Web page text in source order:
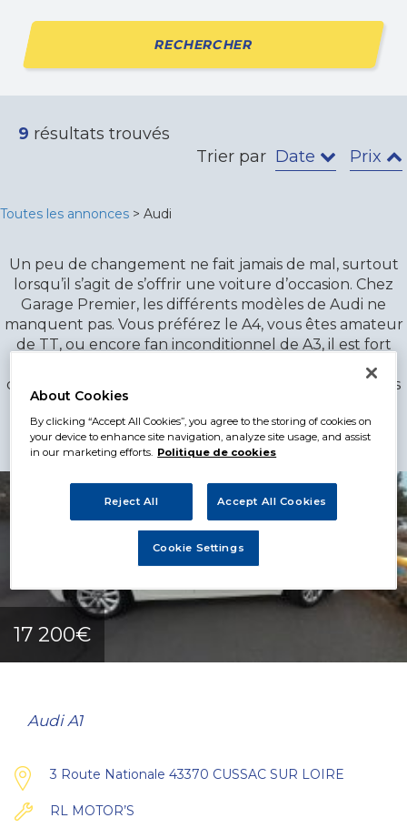
RECHERCHER
9 résultats trouvés
Trier par Date Prix
Toutes les annonces > Audi
Un peu de changement ne fait jamais de mal, surtout
lorsqu’il s’agit de s’offrir une voiture d’occasion. Chez
Garage Premier, les différents modèles de Audi ne
manquent pas. Vous préférez le A4, vous êtes amateur
de TT, ou encore fan inconditionnel de A3, il est fort
possible que vous trouviez la voiture que vous
cherchez. Découvrez sans plus attendre la liste de ces
véhicules d’occasion, à vendre dans les différentes
concessions de Garage Premier.
17 200€
Audi A1
3 Route Nationale 43370 CUSSAC SUR LOIRE
RL MOTOR’S
About Cookies
By clicking “Accept All Cookies”, you agree to the storing of cookies on
your device to enhance site navigation, analyze site usage, and assist
in our marketing efforts. Politique de cookies
Reject All Accept All Cookies
Cookie Settings